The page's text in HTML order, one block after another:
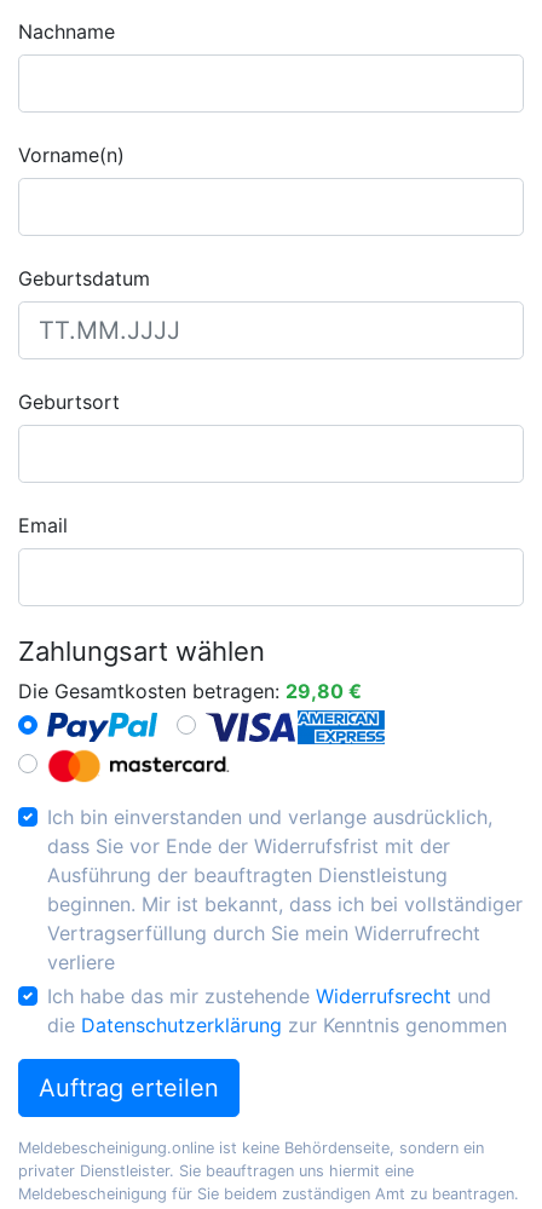
Nachname
Vorname(n)
Geburtsdatum
Geburtsort
Email
Zahlungsart wählen
Die Gesamtkosten betragen: 29,80 €
Ich bin einverstanden und verlange ausdrücklich,
dass Sie vor Ende der Widerrufsfrist mit der
Ausführung der beauftragten Dienstleistung
beginnen. Mir ist bekannt, dass ich bei vollständiger
Vertragserfüllung durch Sie mein Widerrufrecht
verliere
Ich habe das mir zustehende Widerrufsrecht und
die Datenschutzerklärung zur Kenntnis genommen
Auftrag erteilen
Meldebescheinigung.online ist keine Behördenseite, sondern ein
privater Dienstleister. Sie beauftragen uns hiermit eine
Meldebescheinigung für Sie beidem zuständigen Amt zu beantragen.